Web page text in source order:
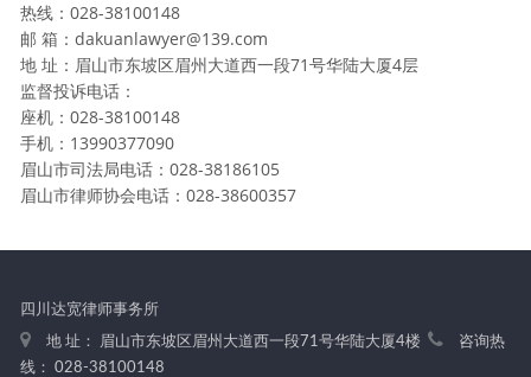
热线：028-38100148
邮 箱：dakuanlawyer@139.com
地 址：眉山市东坡区眉州大道西一段71号华陆大厦4层
监督投诉电话：
座机：028-38100148
手机：13990377090
眉山市司法局电话：028-38186105
眉山市律师协会电话：028-38600357
四川达宽律师事务所
地 址： 眉山市东坡区眉州大道西一段71号华陆大厦4楼
咨询热
线： 028-38100148